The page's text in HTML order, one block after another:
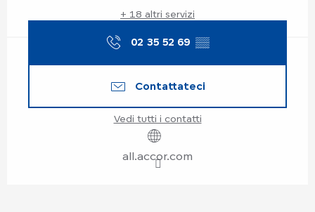
+ 18 altri servizi
02 35 52 69 ▒▒
Contattateci
Vedi tutti i contatti
all.accor.com